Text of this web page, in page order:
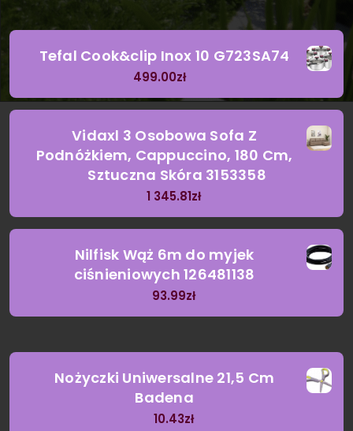
Tefal Cook&clip Inox 10 G723SA74
499.00zł
Vidaxl 3 Osobowa Sofa Z
Podnóżkiem, Cappuccino, 180 Cm,
Sztuczna Skóra 3153358
1 345.81zł
Nilfisk Wąż 6m do myjek
ciśnieniowych 126481138
93.99zł
Nożyczki Uniwersalne 21,5 Cm
Badena
10.43zł